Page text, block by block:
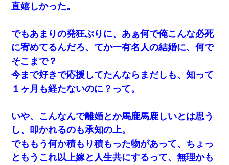
直嬉しかった。
でもあまりの発狂ぶりに、あぁ何で俺こんな必死
に宥めてるんだろ、てか一有名人の結婚に、何で
そこまで？
今まで好きで応援してたんならまだしも、知って
１ヶ月も経たないのに？って。
いや、こんなんで離婚とか馬鹿馬鹿しいとは思う
し、叩かれるのも承知の上。
でももう何か積もり積もった物があって、ちょっ
ともうこれ以上嫁と人生共にするって、無理かも